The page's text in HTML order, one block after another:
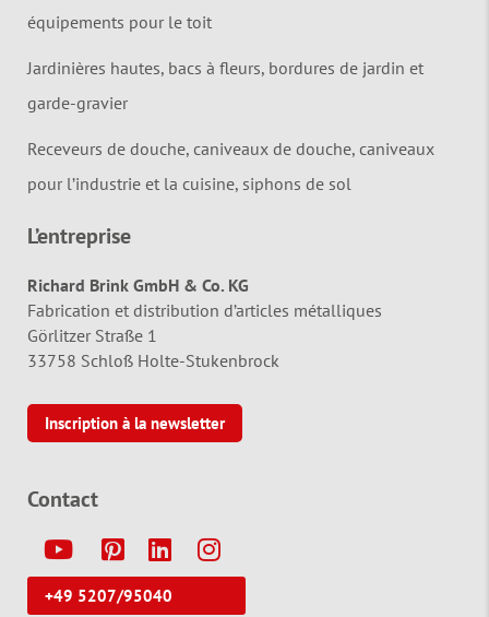
équipements pour le toit
Jardinières hautes, bacs à fleurs, bordures de jardin et
garde-gravier
Receveurs de douche, caniveaux de douche, caniveaux
pour l’industrie et la cuisine, siphons de sol
L’entreprise
Richard Brink GmbH & Co. KG
Fabrication et distribution d’articles métalliques
Görlitzer Straße 1
33758 Schloß Holte-Stukenbrock
Inscription à la newsletter
Contact
+49 5207/95040